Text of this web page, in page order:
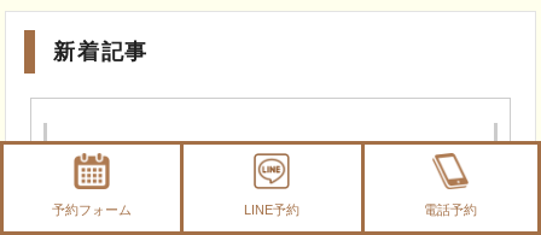
新着記事
予約フォーム LINE予約 電話予約